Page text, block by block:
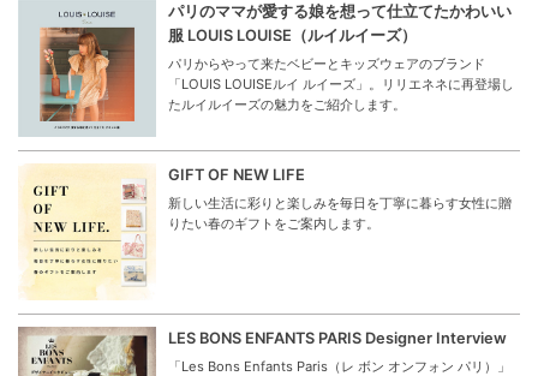
パリのママが愛する娘を想って仕立てたかわいい
服 LOUIS LOUISE（ルイルイーズ）
パリからやって来たベビーとキッズウェアのブランド
「LOUIS LOUISEルイ ルイーズ」。リリエネネに再登場し
たルイルイーズの魅力をご紹介します。
GIFT OF NEW LIFE
新しい生活に彩りと楽しみを毎日を丁寧に暮らす女性に贈
りたい春のギフトをご案内します。
LES BONS ENFANTS PARIS Designer Interview
「Les Bons Enfants Paris（レ ボン オンフォン パリ）」